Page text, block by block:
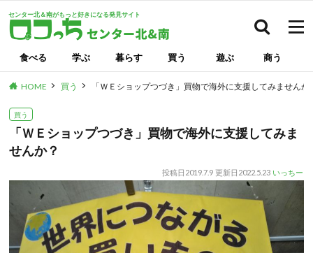
センター北＆南がもっと好きになる発見サイト
食べる 学ぶ 暮らす 買う 遊ぶ 商う
HOME 買う 「ＷＥショップつづき」買物で海外に支援してみませんか
買う
「ＷＥショップつづき」買物で海外に支援してみま
せんか？
投稿日 2019.7.9 更新日 2022.5.23 いっちー